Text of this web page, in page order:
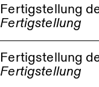
Fertigstellung
Fertigstellung
Fertigstellung
Fertigstellung